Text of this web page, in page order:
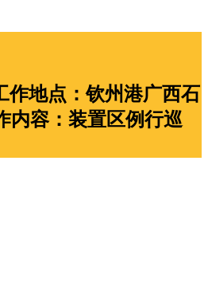
作地点：钦州港广西石
内容：装置区例行巡